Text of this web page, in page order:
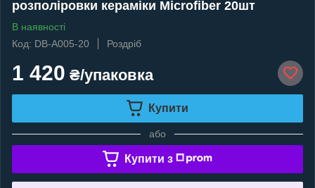
розполіровки кераміки Microfiber 20шт
В наявності
Код: DB-A005-20
Роздріб
1 420 ₴/упаковка
Купити
або
Купити з